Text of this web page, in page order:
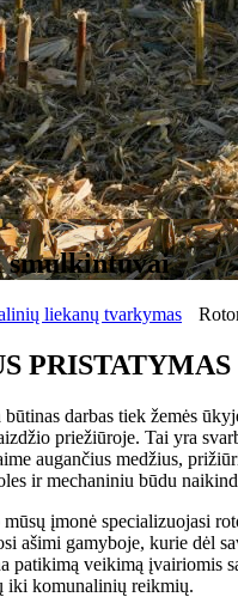
liekanų tvarkymas
PRISTATYMAS
darbas tiek žemės
priežiūroje. Tai yra
augančius medžius,
ir mechaniniu būdu
įmonė specializuojasi
ašimi gamyboje, kurie dėl
patikimą veikimą įvairiomis
iki komunalinių reikmių.